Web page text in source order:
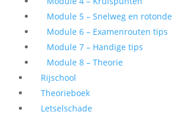
Module 5 – Snelweg en rotonde
Module 6 – Examenrouten tips
Module 7 – Handige tips
Module 8 – Theorie
Rijschool
Theorieboek
Letselschade